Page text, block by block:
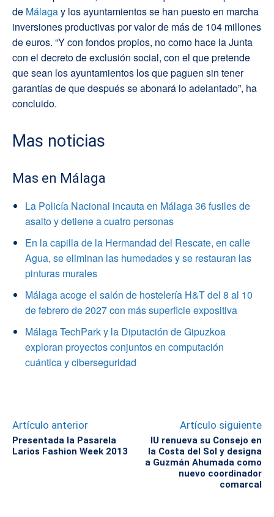
de Málagay los ayuntamientos se han puesto en marcha
inversiones productivas por valor de más de 104 millones
de euros. “Y con fondos propios, no como hace la Junta
con el decreto de exclusión social, con el que pretende
que sean los ayuntamientos los que paguen sin tener
garantías de que después se abonará lo adelantado”, ha
concluido.
Mas noticias
Mas en Málaga
La Policía Nacional incauta en Málaga 36 fusiles de
asalto y detiene a cuatro personas
En la capilla de la Hermandad del Rescate, en calle
Agua, se eliminan las humedades y se restauran las
pinturas murales
Málaga acoge el salón de hostelería H&T del 8 al 10
de febrero de 2027 con más superficie expositiva
Málaga TechPark y la Diputación de Gipuzkoa
exploran proyectos conjuntos en computación
cuántica y ciberseguridad
Artículo anterior
Presentada la Pasarela
Larios Fashion Week 2013
Artículo siguiente
IU renueva su Consejo en
la Costa del Sol y designa
a Guzmán Ahumada como
nuevo coordinador
comarcal